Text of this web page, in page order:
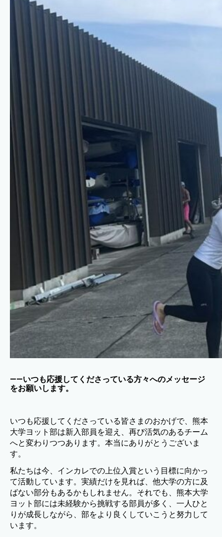
——いつも応援してくださっている方々へのメッセージ
をお願いします。
いつも応援してくださっている皆さまのおかげで、熊本
大学ヨット部は新入部員を迎え、再び活気のあるチーム
へと変わりつつあります。本当にありがとうございま
す。
私たちは今、インカレでの上位入賞という目標に向かっ
て活動しています。実績だけを見れば、他大学の方に及
ばない部分もあるかもしれません。それでも、熊本大学
ヨット部には未経験から挑戦する部員が多く、一人ひと
りが成長しながら、部をより良くしていこうと努力して
います。